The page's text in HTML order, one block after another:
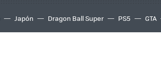
Japón Dragon Ball Super PS5 GTA